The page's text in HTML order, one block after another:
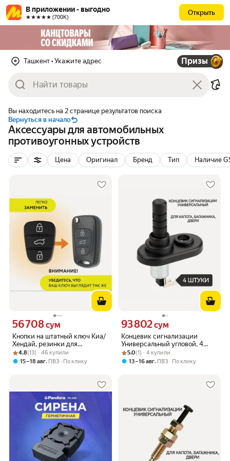
В приложении - выгодно
★★★★★ (700К)
Открыть
Ташкент • Укажите адрес Призы
Вы находитесь на 2 странице результатов поиска
Вернуться в начало
Аксессуары для автомобильных
противоугонных устройств
Цена Оригинал Бренд Тип Наличие
Кнопки на штатный ключ Киа/
Хендай, резинки для
Kia/Hyundai
Цена 56708 сум вместо
56 708сум
Рейтинг товара: 4.8 из 5
Оценок: (13) · 46 купили
4.8(13) · 46 купили
15 – 18 авг, ПВЗ По клику
Концевик сигнализации
Универсальный угловой, 4
штуки
Цена 93802 сум вместо
93 802сум
Рейтинг товара: 5.0 из 5
Оценок: (1) · 4 купили
5.0(1) · 4 купили
13 – 16 авг, ПВЗ По клику